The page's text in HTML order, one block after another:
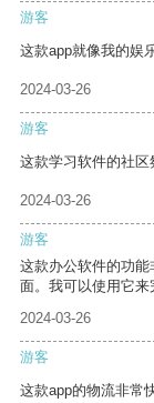
游客
这款app就像我的娱
2024-03-26
游客
这款学习软件的社区
2024-03-26
游客
这款办公软件的功
面。我可以使用它来
2024-03-26
游客
这款app的物流非常